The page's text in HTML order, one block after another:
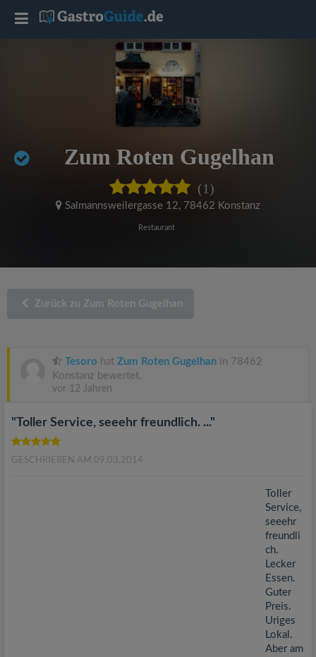
Zum Roten Gugelhan
(1)
Salmannsweilergasse 12, 78462 Konstanz
Restaurant
Zurück zu Zum Roten Gugelhan
Tesoro hat Zum Roten Gugelhan in 78462
Konstanz bewertet.
vor 12 Jahren
"Toller Service, seeehr freundlich. ..."
GESCHRIEBEN AM 09.03.2014
Toller
Service,
seeehr
freundli
ch.
Lecker
Essen.
Guter
Preis.
Uriges
Lokal.
Aber am
T
a
t